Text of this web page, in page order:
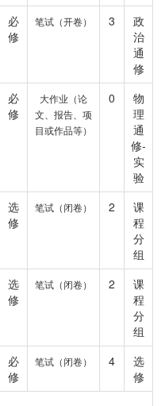
必
修
笔试（开卷） 3
政
治
通
修
必
修
大作业（论
文、报告、项
目或作品等）
0
物
理
通
修-
实
验
选
修
笔试（闭卷） 2
课
程
分
组
选
修
笔试（闭卷） 2
课
程
分
组
必
修
笔试（闭卷） 4
选
修